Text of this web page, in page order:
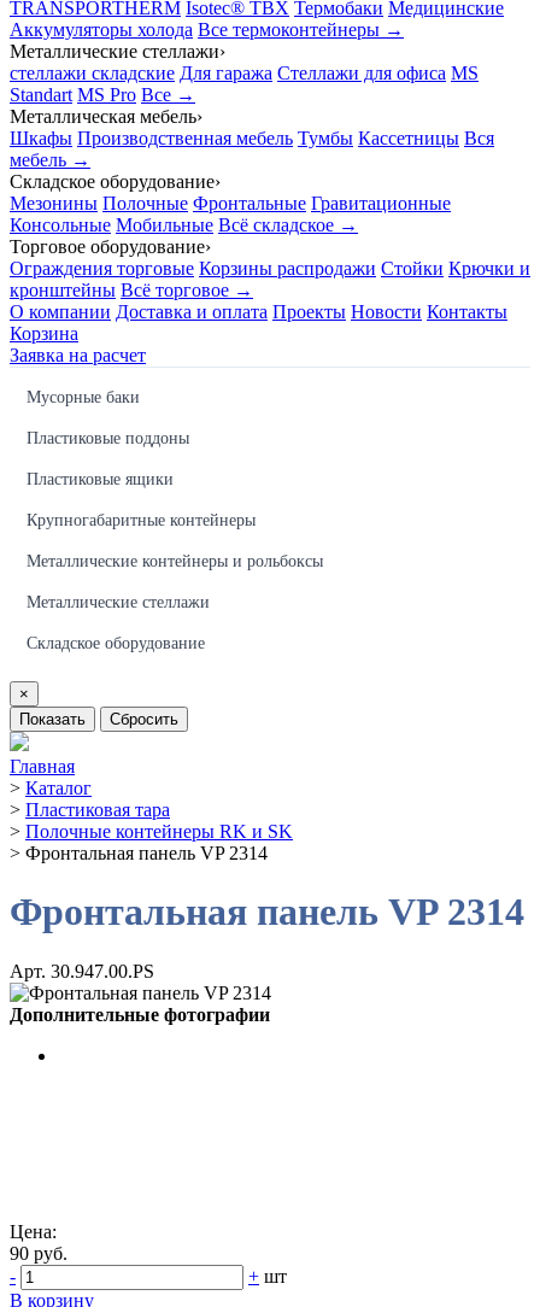
TRANSPORTHERM Isotec® TBX Термобаки Медицинские
Аккумуляторы холода Все термоконтейнеры →
Металлические стеллажи›
стеллажи складские Для гаража Стеллажи для офиса MS
Standart MS Pro Все →
Металлическая мебель›
Шкафы Производственная мебель Тумбы Кассетницы Вся
мебель →
Складское оборудование›
Мезонины Полочные Фронтальные Гравитационные
Консольные Мобильные Всё складское →
Торговое оборудование›
Ограждения торговые Корзины распродажи Стойки Крючки и
кронштейны Всё торговое →
О компании Доставка и оплата Проекты Новости Контакты
Корзина
Заявка на расчет
Мусорные баки
Пластиковые поддоны
Пластиковые ящики
Крупногабаритные контейнеры
Металлические контейнеры и рольбоксы
Металлические стеллажи
Складское оборудование
×
Показать
Сбросить
Главная
> Каталог
> Пластиковая тара
> Полочные контейнеры RK и SK
> Фронтальная панель VP 2314
Фронтальная панель VP 2314
Арт. 30.947.00.PS
Дополнительные фотографии
Цена:
90 руб.
-
+ шт
В корзину